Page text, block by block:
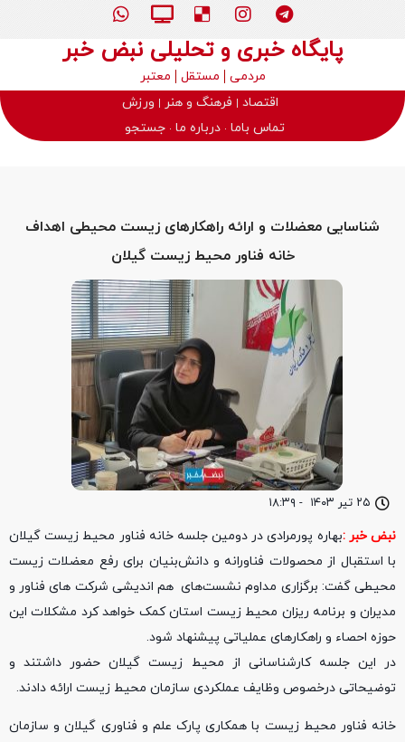
پایگاه خبری و تحلیلی نبض خبر
مردمی مستقل
معتبر
اقتصاد
فرهنگ و هنر
ورزش
تماس باما درباره ما جستجو
۲۵ تیر ۱۴۰۳ - ۱۸:۳۹
شناسایی معضلات و ارائه راهکارهای زیست محیطی اهداف
خانه فناور محیط زیست گیلان
نبض خبر :بهاره پورمرادی در دومین جلسه خانه فناور محیط زیست گیلان
با استقبال از محصولات فناورانه و دانش‌بنیان برای رفع معضلات زیست
محیطی گفت: برگزاری مداوم نشست‌های هم اندیشی شرکت های فناور و
مدیران و برنامه ریزان محیط زیست استان کمک خواهد کرد مشکلات این
حوزه احصاء و راهکارهای عملیاتی پیشنهاد شود.
در این جلسه کارشناسانی از محیط زیست گیلان حضور داشتند و
توضیحاتی درخصوص وظایف عملکردی سازمان محیط زیست ارائه دادند.
خانه فناور محیط زیست با همکاری پارک علم و فناوری گیلان و سازمان